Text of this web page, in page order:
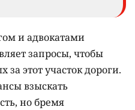
и адвокатами
запросы, чтобы
за этот участок дороги.
взыскать
но бремя